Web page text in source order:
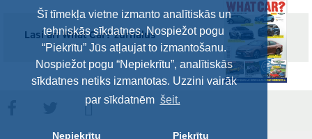
Šī tīmekļa vietne izmanto analītiskās un
tehniskās sīkdatnes. Nospiežot pogu
“Piekrītu” Jūs atļaujat to izmantošanu.
Nospiežot pogu “Nepiekrītu”, analītiskās
sīkdatnes netiks izmantotas. Uzzini vairāk
par sīkdatnēm šeit.
Nepiekrītu Piekrītu
Lasi arī What Car? žurnālus